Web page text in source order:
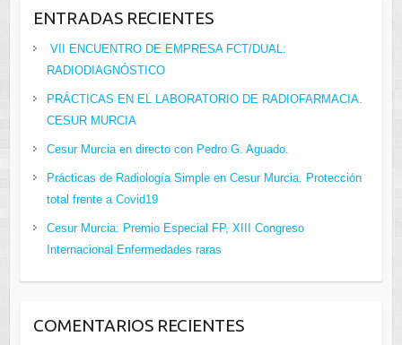
ENTRADAS RECIENTES
VII ENCUENTRO DE EMPRESA FCT/DUAL:
RADIODIAGNÓSTICO
PRÁCTICAS EN EL LABORATORIO DE RADIOFARMACIA.
CESUR MURCIA
Cesur Murcia en directo con Pedro G. Aguado.
Prácticas de Radiología Simple en Cesur Murcia. Protección
total frente a Covid19
Cesur Murcia: Premio Especial FP, XIII Congreso
Internacional Enfermedades raras
COMENTARIOS RECIENTES